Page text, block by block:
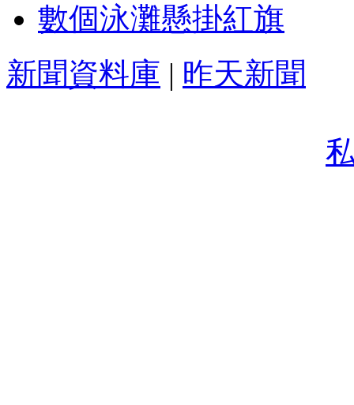
數個泳灘懸掛紅旗
新聞資料庫 | 昨天新聞